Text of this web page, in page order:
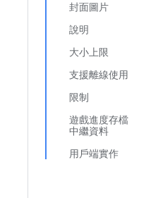
封面圖片
說明
大小上限
支援離線使用
限制
遊戲進度存檔
中繼資料
用戶端實作